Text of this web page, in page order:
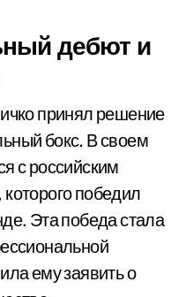
дебют и
принял решение
бокс. В своем
с российским
победил
Эта победа стала
ему заявить о